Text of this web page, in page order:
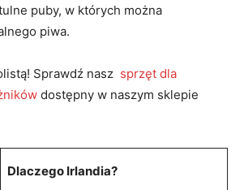
puby, ⁤w których można
piwa.
Sprawdź‍ nasz
sprzęt dla
dostępny w naszym sklepie
Dlaczego​ Irlandia?